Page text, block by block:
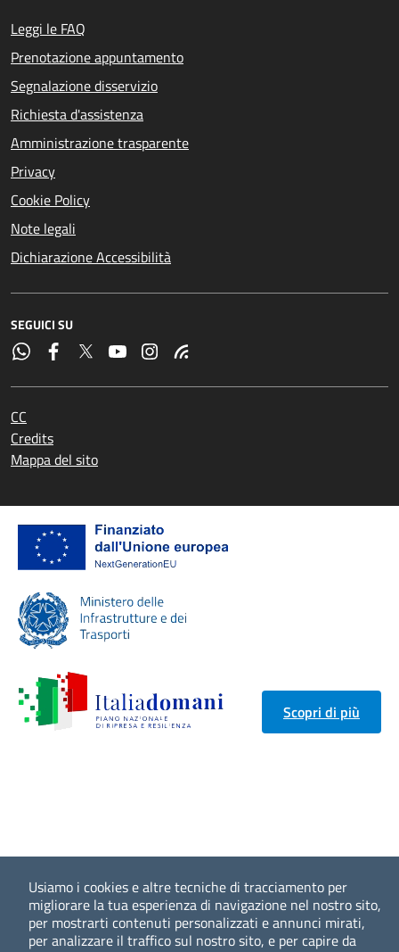
Usiamo i cookies e altre tecniche di tracciamento per
migliorare la tua esperienza di navigazione nel nostro sito,
per mostrarti contenuti personalizzati e annunci mirati,
per analizzare il traffico sul nostro sito, e per capire da
Leggi le FAQ
Prenotazione appuntamento
Segnalazione disservizio
Richiesta d'assistenza
Amministrazione trasparente
Privacy
Cookie Policy
Note legali
Dichiarazione Accessibilità
SEGUICI SU
CC
Credits
Mappa del sito
Scopri di più